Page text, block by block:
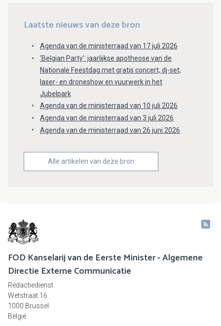
Laatste nieuws van deze bron
Agenda van de ministerraad van 17 juli 2026
‘Belgian Party’: jaarlijkse apotheose van de
Nationale Feestdag met gratis concert, dj-set,
laser- en droneshow en vuurwerk in het
Jubelpark
Agenda van de ministerraad van 10 juli 2026
Agenda van de ministerraad van 3 juli 2026
Agenda van de ministerraad van 26 juni 2026
Alle artikelen van deze bron
FOD Kanselarij van de Eerste Minister - Algemene
Directie Externe Communicatie
Redactiedienst
Wetstraat 16
1000 Brussel
België